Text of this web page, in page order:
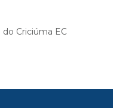
do Criciúma EC